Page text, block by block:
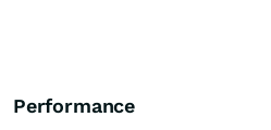
Performance